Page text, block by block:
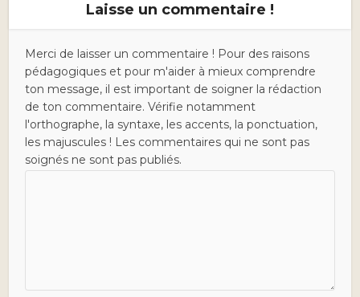
Laisse un commentaire !
Merci de laisser un commentaire ! Pour des raisons
pédagogiques et pour m'aider à mieux comprendre
ton message, il est important de soigner la rédaction
de ton commentaire. Vérifie notamment
l'orthographe, la syntaxe, les accents, la ponctuation,
les majuscules ! Les commentaires qui ne sont pas
soignés ne sont pas publiés.